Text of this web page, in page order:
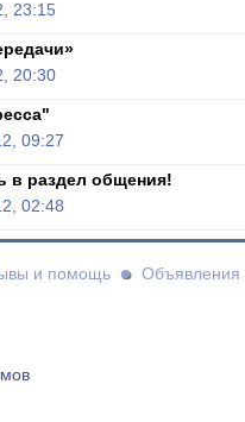
23:15
20:30
09:27
в раздел общения!
02:48
и помощь Объявления